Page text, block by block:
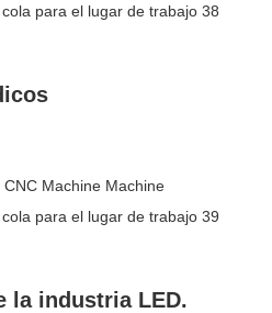
la industria LED.